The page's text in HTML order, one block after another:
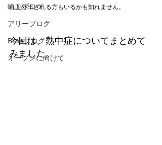
輸血ブログ
アリーブログ
Branブログ
オープンに向けて
れ、外出される方もいるかも知れません。
今回は、熱中症についてまとめて
みました。